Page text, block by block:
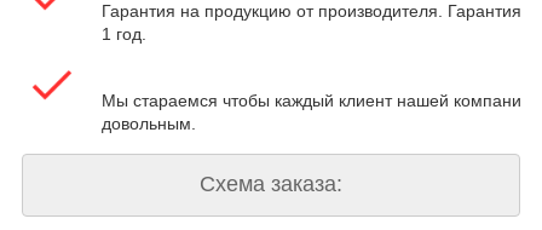
Гарантия на продукцию от производителя. Гарантия
1 год.
Мы стараемся чтобы каждый клиент нашей компании
довольным.
Схема заказа: